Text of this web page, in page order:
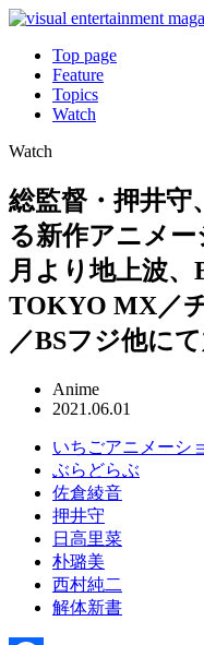
Top page
Feature
Topics
Watch
Watch
総監督・押井守
る新作アニメ
月より地上波、
TOKYO MX／
／BSフジ他に
Anime
2021.06.01
いちごアニメーシ
ぶらどらぶ
佐倉綾音
押井守
日高里菜
朴璐美
西村純二
解体新書